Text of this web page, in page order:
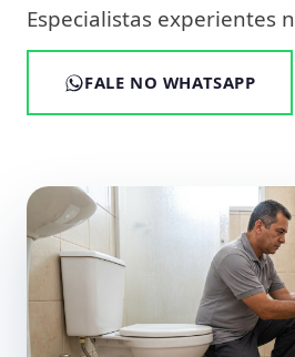
Especialistas experientes
FALE NO WHATSAPP